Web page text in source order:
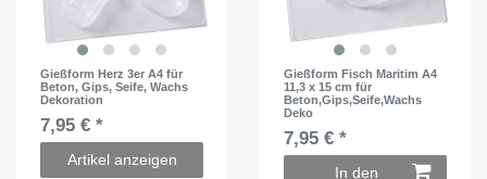
Gießform Herz 3er A4 für
Beton, Gips, Seife, Wachs
Dekoration
7,95 € *
Artikel anzeigen
Gießform Fisch Maritim A4
11,3 x 15 cm für
Beton,Gips,Seife,Wachs
Deko
7,95 € *
In den